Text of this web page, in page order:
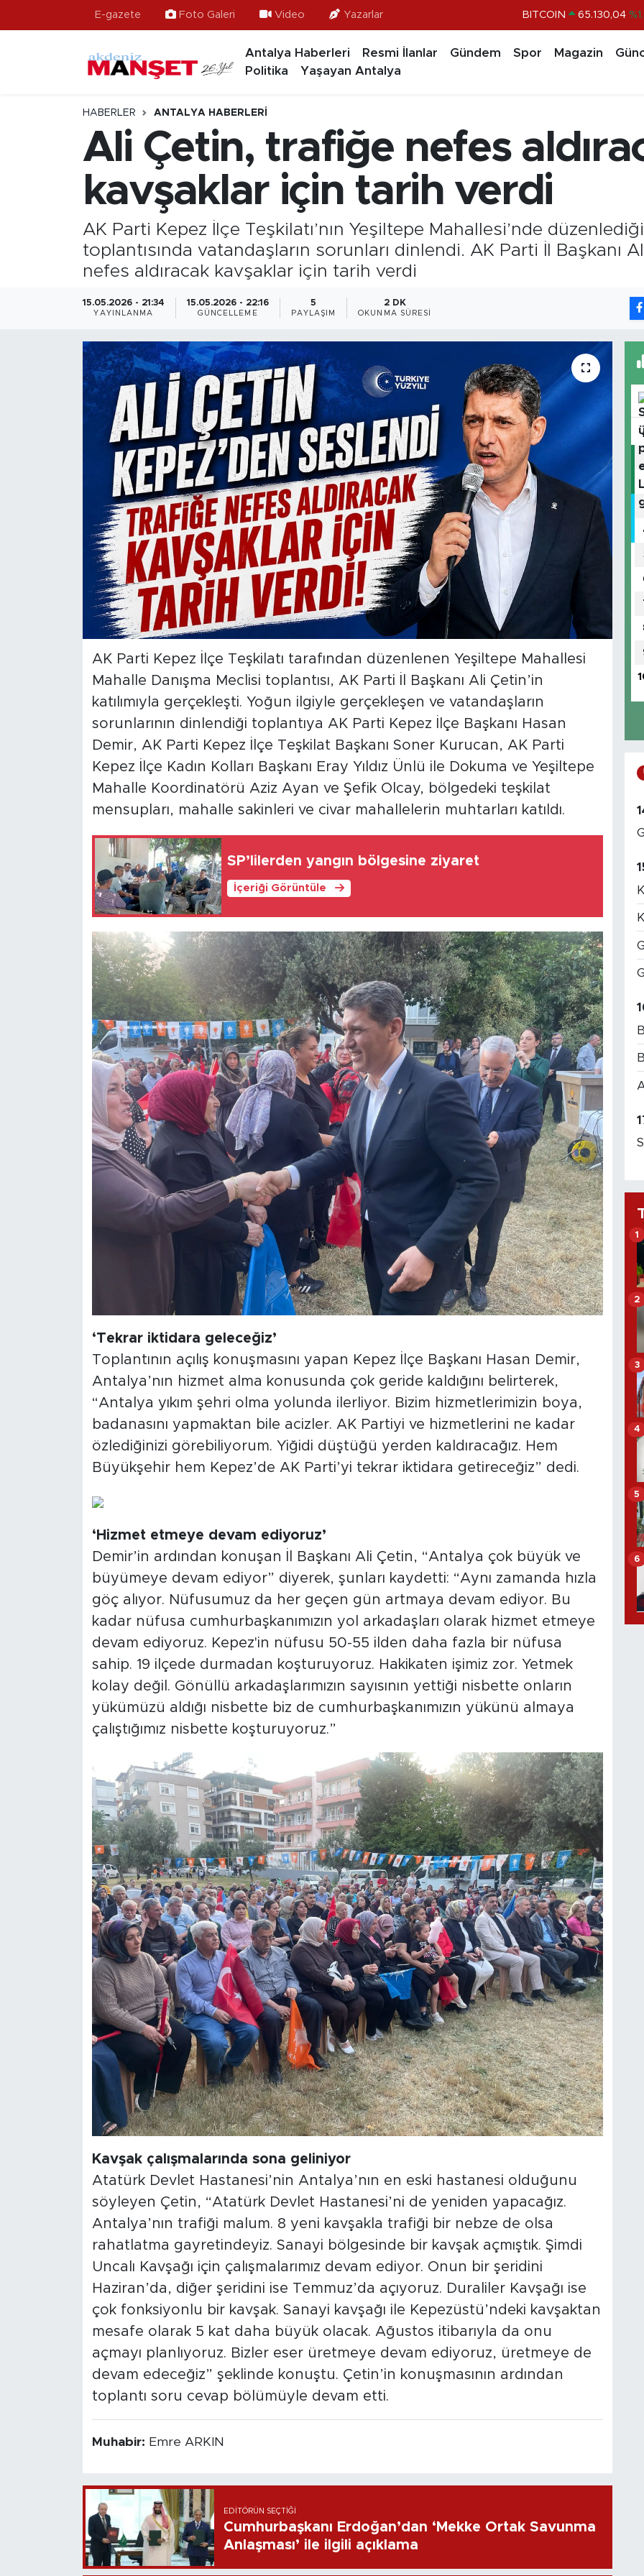
E-gazete Foto Galeri Video Yazarlar DOLAR 47,7069
Antalya Haberleri Resmi İlanlar Gündem Spor Magazin
Politika
Yaşayan Antalya
HABERLER ANTALYA HABERLERI
Ali Çetin, trafiğe nefes
kavşaklar için tarih verdi
AK Parti Kepez İlçe Teşkilatı’nın Yeşiltepe Mahallesi’nde
toplantısında vatandaşların sorunları dinlendi. AK Parti İl Başkanı
nefes aldıracak kavşaklar için tarih verdi
15.05.2026 - 21:34
YAYINLANMA
15.05.2026 - 22:16
GÜNCELLEME
5
PAYLAŞIM
2 DK
OKUNMA SÜRESI
AK Parti Kepez İlçe Teşkilatı tarafından düzenlenen Yeşiltepe Mahallesi
Mahalle Danışma Meclisi toplantısı, AK Parti İl Başkanı Ali Çetin’in
katılımıyla gerçekleşti. Yoğun ilgiyle gerçekleşen ve vatandaşların
sorunlarının dinlendiği toplantıya AK Parti Kepez İlçe Başkanı Hasan
Demir, AK Parti Kepez İlçe Teşkilat Başkanı Soner Kurucan, AK Parti
Kepez İlçe Kadın Kolları Başkanı Eray Yıldız Ünlü ile Dokuma ve Yeşiltepe
Mahalle Koordinatörü Aziz Ayan ve Şefik Olcay, bölgedeki teşkilat
mensupları, mahalle sakinleri ve civar mahallelerin muhtarları katıldı.
SP’lilerden yangın bölgesine ziyaret
İçeriği Görüntüle
‘Tekrar iktidara geleceğiz’
Toplantının açılış konuşmasını yapan Kepez İlçe Başkanı Hasan Demir,
Antalya’nın hizmet alma konusunda çok geride kaldığını belirterek,
“Antalya yıkım şehri olma yolunda ilerliyor. Bizim hizmetlerimizin boya,
badanasını yapmaktan bile acizler. AK Partiyi ve hizmetlerini ne kadar
özlediğinizi görebiliyorum. Yiğidi düştüğü yerden kaldıracağız. Hem
Büyükşehir hem Kepez’de AK Parti’yi tekrar iktidara getireceğiz” dedi.
‘Hizmet etmeye devam ediyoruz’
Demir’in ardından konuşan İl Başkanı Ali Çetin, “Antalya çok büyük ve
büyümeye devam ediyor” diyerek, şunları kaydetti: “Aynı zamanda hızla
göç alıyor. Nüfusumuz da her geçen gün artmaya devam ediyor. Bu
kadar nüfusa cumhurbaşkanımızın yol arkadaşları olarak hizmet etmeye
devam ediyoruz. Kepez'in nüfusu 50-55 ilden daha fazla bir nüfusa
sahip. 19 ilçede durmadan koşturuyoruz. Hakikaten işimiz zor. Yetmek
kolay değil. Gönüllü arkadaşlarımızın sayısının yettiği nisbette onların
yükümüzü aldığı nisbette biz de cumhurbaşkanımızın yükünü almaya
çalıştığımız nisbette koşturuyoruz.”
Kavşak çalışmalarında sona geliniyor
Atatürk Devlet Hastanesi’nin Antalya’nın en eski hastanesi olduğunu
söyleyen Çetin, “Atatürk Devlet Hastanesi’ni de yeniden yapacağız.
Antalya’nın trafiği malum. 8 yeni kavşakla trafiği bir nebze de olsa
rahatlatma gayretindeyiz. Sanayi bölgesinde bir kavşak açmıştık. Şimdi
Uncalı Kavşağı için çalışmalarımız devam ediyor. Onun bir şeridini
Haziran’da, diğer şeridini ise Temmuz’da açıyoruz. Duraliler Kavşağı ise
çok fonksiyonlu bir kavşak. Sanayi kavşağı ile Kepezüstü’ndeki kavşaktan
mesafe olarak 5 kat daha büyük olacak. Ağustos itibarıyla da onu
açmayı planlıyoruz. Bizler eser üretmeye devam ediyoruz, üretmeye de
devam edeceğiz” şeklinde konuştu. Çetin’in konuşmasının ardından
toplantı soru cevap bölümüyle devam etti.
Muhabir: Emre ARKIN
EDITÖRÜN SEÇTIĞI
Cumhurbaşkanı Erdoğan’dan ‘Mekke Ortak Savunma
Anlaşması’ ile ilgili açıklama
1
2
3
4
5
6
Ekonomi
Gündem
Kültür- Sanat
Magazin
Özel Haber
Resmi İlanlar
Hava Durumu
Süper Lig Puan Durumu ve Fikstür
Tüm Manşetler
Son Dakika Haberleri
Haber Arşivi